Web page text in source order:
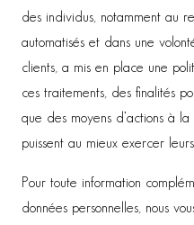
des individus, notamment au
automatisés et dans une
clients, a mis en place une
ces traitements, des finalités
que des moyens d’actions à la
puissent au mieux exercer
Pour toute information
données personnelles, nous